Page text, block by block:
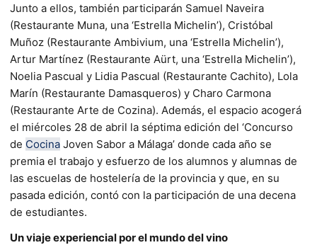
Junto a ellos, también participarán Samuel Naveira
(Restaurante Muna, una ‘Estrella Michelin’), Cristóbal
Muñoz (Restaurante Ambivium, una ‘Estrella Michelin’),
Artur Martínez (Restaurante Aürt, una ‘Estrella Michelin’),
Noelia Pascual y Lidia Pascual (Restaurante Cachito), Lola
Marín (Restaurante Damasqueros) y Charo Carmona
(Restaurante Arte de Cozina). Además, el espacio acogerá
el miércoles 28 de abril la séptima edición del ‘Concurso
de Cocina Joven Sabor a Málaga’ donde cada año se
premia el trabajo y esfuerzo de los alumnos y alumnas de
las escuelas de hostelería de la provincia y que, en su
pasada edición, contó con la participación de una decena
de estudiantes.
Un viaje experiencial por el mundo del vino